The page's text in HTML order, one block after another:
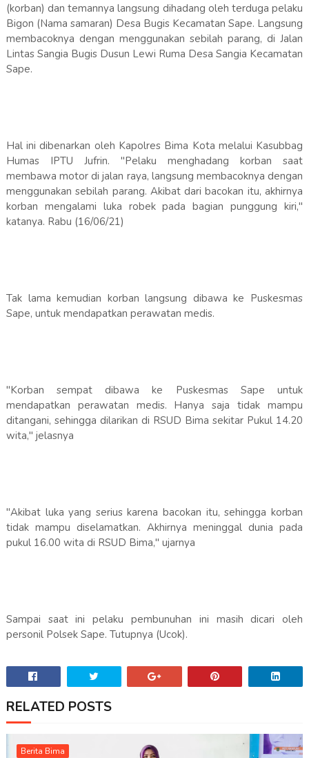
(korban) dan temannya langsung dihadang oleh terduga pelaku
Bigon (Nama samaran) Desa Bugis Kecamatan Sape. Langsung
membacoknya dengan menggunakan sebilah parang, di Jalan
Lintas Sangia Bugis Dusun Lewi Ruma Desa Sangia Kecamatan
Sape.
Hal ini dibenarkan oleh Kapolres Bima Kota melalui Kasubbag
Humas IPTU Jufrin. "Pelaku menghadang korban saat
membawa motor di jalan raya, langsung membacoknya dengan
menggunakan sebilah parang. Akibat dari bacokan itu, akhirnya
korban mengalami luka robek pada bagian punggung kiri,"
katanya. Rabu (16/06/21)
Tak lama kemudian korban langsung dibawa ke Puskesmas
Sape, untuk mendapatkan perawatan medis.
"Korban sempat dibawa ke Puskesmas Sape untuk
mendapatkan perawatan medis. Hanya saja tidak mampu
ditangani, sehingga dilarikan di RSUD Bima sekitar Pukul 14.20
wita," jelasnya
"Akibat luka yang serius karena bacokan itu, sehingga korban
tidak mampu diselamatkan. Akhirnya meninggal dunia pada
pukul 16.00 wita di RSUD Bima," ujarnya
Sampai saat ini pelaku pembunuhan ini masih dicari oleh
personil Polsek Sape. Tutupnya (Ucok).
RELATED POSTS
Berita Bima